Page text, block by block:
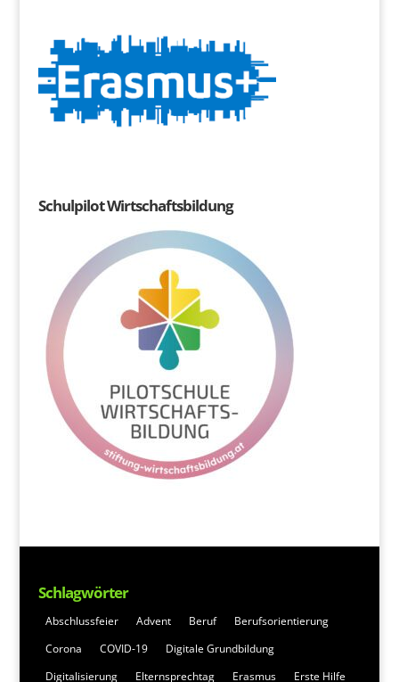
Schulpilot Wirtschaftsbildung
Schlagwörter
Abschlussfeier Advent Beruf
Berufsorientierung
Corona
COVID-19
Digitale Grundbildung
Digitalisierung
Elternsprechtag Erasmus Erste Hilfe